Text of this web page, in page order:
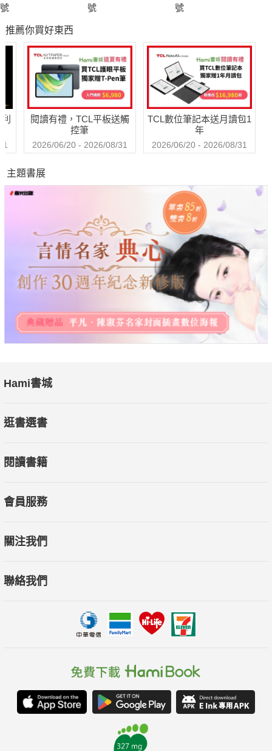
號
號
號
推薦你買好東西
閱讀有禮，TCL平板送觸
控筆
2026/06/20 - 2026/08/31
TCL數位筆記本送月讀包1
年
2026/06/20 - 2026/08/31
主題書展
Hami書城
逛書選書
閱讀書籍
會員服務
關注我們
聯絡我們